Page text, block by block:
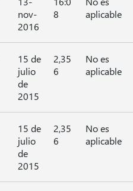
nov-
2016
8
aplicable
15 de
julio
de
2015
2,35
6
No es
aplicable
15 de
julio
de
2015
2,35
6
No es
aplicable